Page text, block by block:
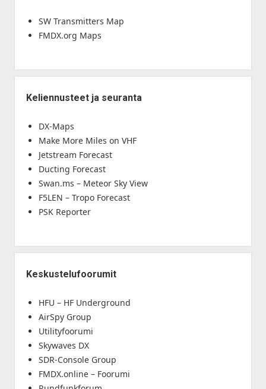
SW Transmitters Map
FMDX.org Maps
Keliennusteet ja seuranta
DX-Maps
Make More Miles on VHF
Jetstream Forecast
Ducting Forecast
Swan.ms – Meteor Sky View
F5LEN – Tropo Forecast
PSK Reporter
Keskustelufoorumit
HFU – HF Underground
AirSpy Group
Utilityfoorumi
Skywaves DX
SDR-Console Group
FMDX.online – Foorumi